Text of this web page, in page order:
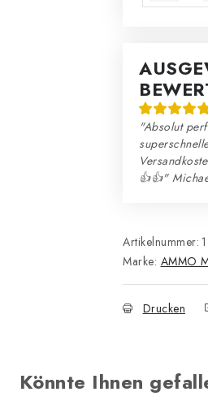
"Absolut
👍👍"
Artikelnummer:
Marke: AMMO
Drucken
Könnte Ihnen